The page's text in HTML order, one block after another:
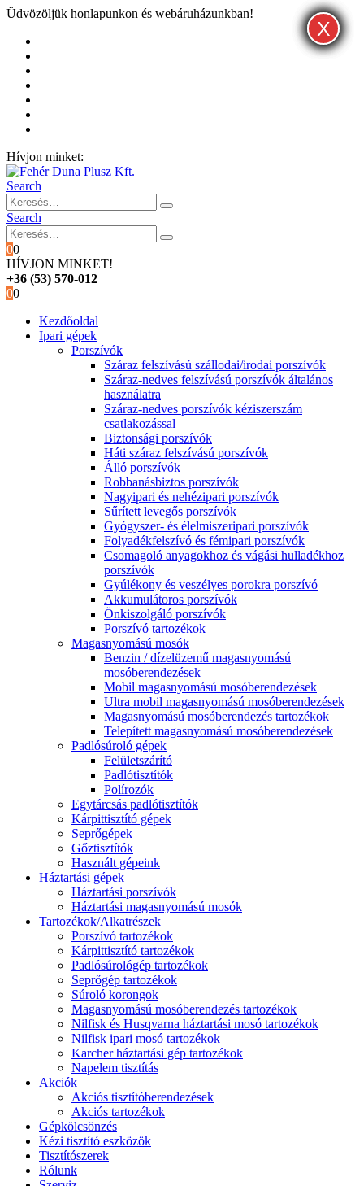
Üdvözöljük honlapunkon és webáruházunkban!
Hívjon minket:
Search
Search
00
HÍVJON MINKET!
+36 (53) 570-012
00
Kezdőoldal
Ipari gépek
Porszívók
Száraz felszívású szállodai/irodai porszívók
Száraz-nedves felszívású porszívók általános
használatra
Száraz-nedves porszívók kéziszerszám
csatlakozással
Biztonsági porszívók
Háti száraz felszívású porszívók
Álló porszívók
Robbanásbiztos porszívók
Nagyipari és nehézipari porszívók
Sűrített levegős porszívók
Gyógyszer- és élelmiszeripari porszívók
Folyadékfelszívó és fémipari porszívók
Csomagoló anyagokhoz és vágási hulladékhoz
porszívók
Gyúlékony és veszélyes porokra porszívó
Akkumulátoros porszívók
Önkiszolgáló porszívók
Porszívó tartozékok
Magasnyomású mosók
Benzin / dízelüzemű magasnyomású
mosóberendezések
Mobil magasnyomású mosóberendezések
Ultra mobil magasnyomású mosóberendezések
Magasnyomású mosóberendezés tartozékok
Telepített magasnyomású mosóberendezések
Padlósúroló gépek
Felületszárító
Padlótisztítók
Polírozók
Egytárcsás padlótisztítók
Kárpittisztító gépek
Seprőgépek
Gőztisztítók
Használt gépeink
Háztartási gépek
Háztartási porszívók
Háztartási magasnyomású mosók
Tartozékok/Alkatrészek
Porszívó tartozékok
Kárpittisztító tartozékok
Padlósúrológép tartozékok
Seprőgép tartozékok
Súroló korongok
Magasnyomású mosóberendezés tartozékok
Nilfisk és Husqvarna háztartási mosó tartozékok
Nilfisk ipari mosó tartozékok
Karcher háztartási gép tartozékok
Napelem tisztítás
Akciók
Akciós tisztítóberendezések
Akciós tartozékok
Gépkölcsönzés
Kézi tisztító eszközök
Tisztítószerek
Rólunk
X
X
X